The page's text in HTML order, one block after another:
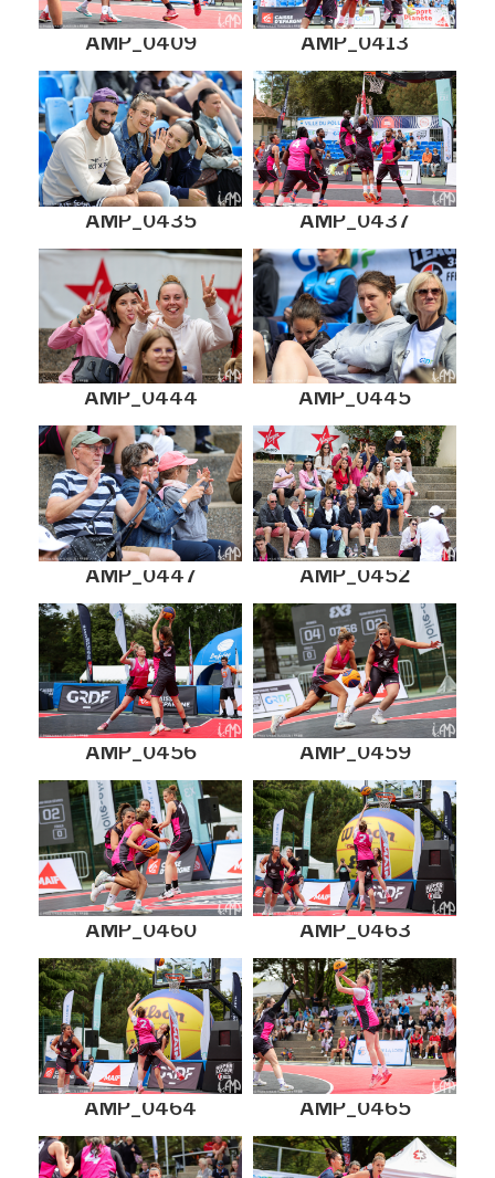
AMP_0409 AMP_0413
AMP_0435 AMP_0437
AMP_0444 AMP_0445
AMP_0447 AMP_0452
AMP_0456 AMP_0459
AMP_0460 AMP_0463
AMP_0464 AMP_0465